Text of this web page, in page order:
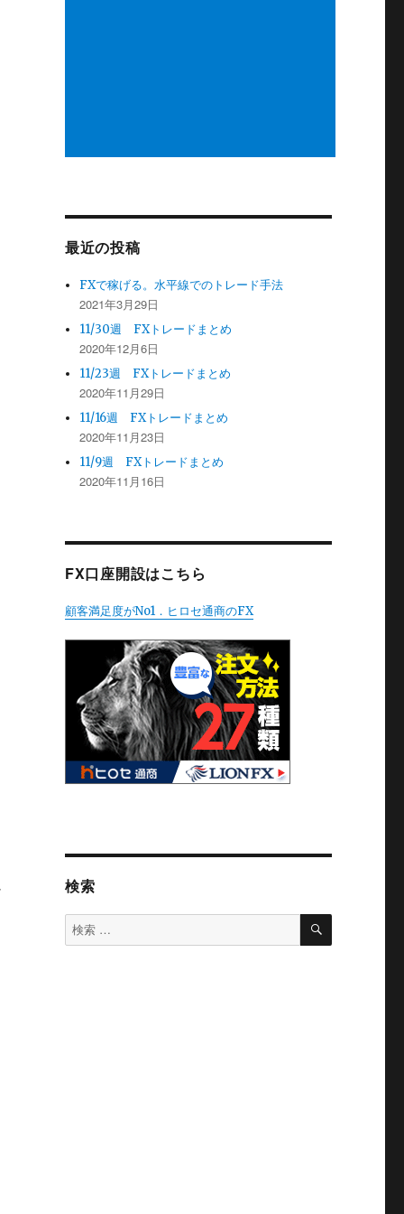
最近の投稿
FXで稼げる。水平線でのトレード手法
2021年3月29日
11/30週 FXトレードまとめ
2020年12月6日
11/23週 FXトレードまとめ
2020年11月29日
11/16週 FXトレードまとめ
2020年11月23日
11/9週 FXトレードまとめ
2020年11月16日
FX口座開設はこちら
顧客満足度がNo1．ヒロセ通商のFX
検索
検
索
検